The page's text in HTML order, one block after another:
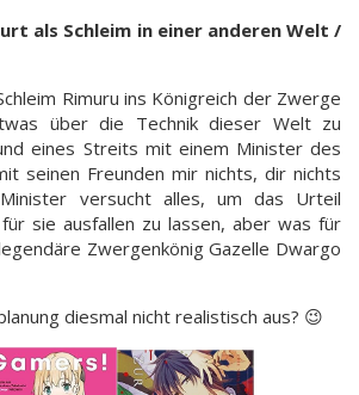
als Schleim in einer anderen Welt /
Rimuru ins Königreich der Zwerge
über die Technik dieser Welt zu
eines Streits mit einem Minister des
seinen Freunden mir nichts, dir nichts
versucht alles, um das Urteil
sie ausfallen zu lassen, aber was für
Zwergenkönig Gazelle Dwargo
diesmal nicht realistisch aus? 😉